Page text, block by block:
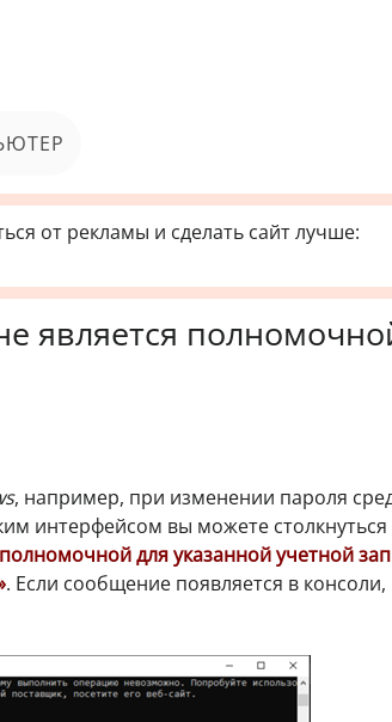
от рекламы и сделать сайт лучше:
является
, например, при изменении пароля
интерфейсом вы можете столкнуться
для указанной учетной
. Если сообщение появляется в консоли,